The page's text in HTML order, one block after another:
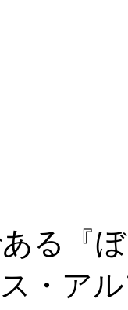
る『
・ア